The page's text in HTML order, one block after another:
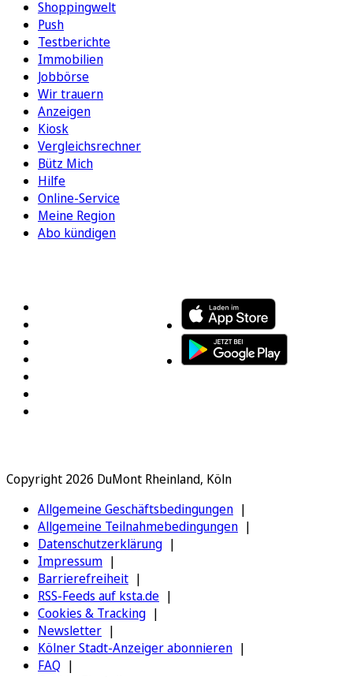
Shoppingwelt
Push
Testberichte
Immobilien
Jobbörse
Wir trauern
Anzeigen
Kiosk
Vergleichsrechner
Bütz Mich
Hilfe
Online-Service
Meine Region
Abo kündigen
Copyright 2026 DuMont Rheinland, Köln
Allgemeine Geschäftsbedingungen
Allgemeine Teilnahmebedingungen
Datenschutzerklärung
Impressum
Barrierefreiheit
RSS-Feeds auf ksta.de
Cookies & Tracking
Newsletter
Kölner Stadt-Anzeiger abonnieren
FAQ